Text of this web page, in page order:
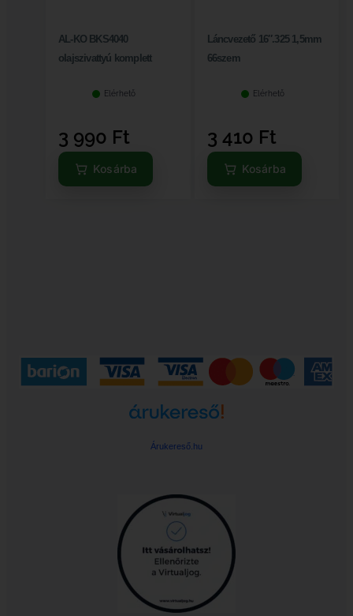
AL-KO BKS4040
olajszivattyú komplett
Elérhető
3 990 Ft
Kosárba
Láncvezető 16″.325 1,5mm
66szem
Elérhető
3 410 Ft
Kosárba
Árukereső.hu